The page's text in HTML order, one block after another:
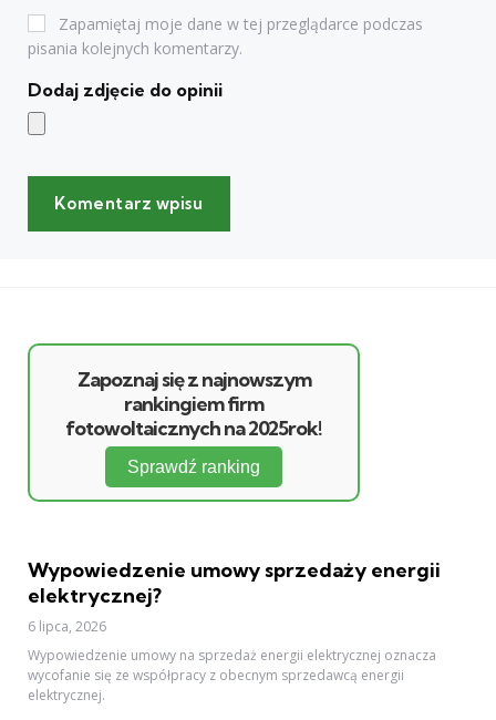
Zapamiętaj moje dane w tej przeglądarce podczas
pisania kolejnych komentarzy.
Dodaj zdjęcie do opinii
Zapoznaj się z najnowszym
rankingiem firm
fotowoltaicznych na 2025rok!
Sprawdź ranking
Wypowiedzenie umowy sprzedaży energii
elektrycznej?
6 lipca, 2026
Wypowiedzenie umowy na sprzedaż energii elektrycznej oznacza
wycofanie się ze współpracy z obecnym sprzedawcą energii
elektrycznej.